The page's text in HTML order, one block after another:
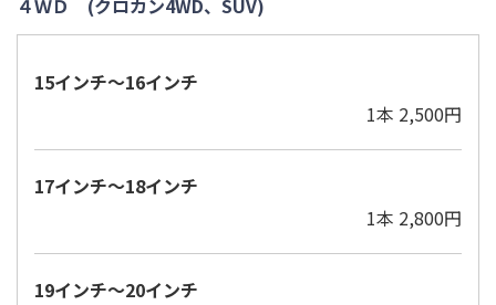
４ＷＤ (クロカン4WD、SUV)
15インチ～16インチ
1本 2,500円
17インチ～18インチ
1本 2,800円
19インチ～20インチ